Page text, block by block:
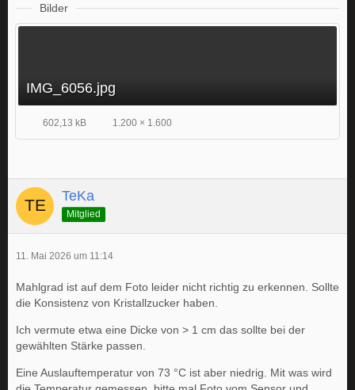
Bilder
IMG_6056.jpg
602,13 kB 1.200 × 1.600
TeKa
Mitglied
11. Mai 2026 um 11:14
Mahlgrad ist auf dem Foto leider nicht richtig zu erkennen. Sollte
die Konsistenz von Kristallzucker haben.
Ich vermute etwa eine Dicke von > 1 cm das sollte bei der
gewählten Stärke passen.
Eine Auslauftemperatur von 73 °C ist aber niedrig. Mit was wird